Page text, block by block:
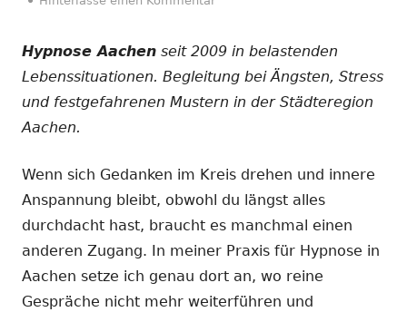
Hypnose Aachen seit 2009 in belastenden
Lebenssituationen. Begleitung bei Ängsten, Stress
und festgefahrenen Mustern in der Städteregion
Aachen.
Wenn sich Gedanken im Kreis drehen und innere
Anspannung bleibt, obwohl du längst alles
durchdacht hast, braucht es manchmal einen
anderen Zugang. In meiner Praxis für Hypnose in
Aachen setze ich genau dort an, wo reine
Gespräche nicht mehr weiterführen und